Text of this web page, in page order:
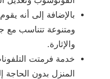
بالإضافة إلى أنه
ومتنوعة تتناسب مع
والإثارة.
خدمة فرمتت
المنزل بدون الحاجة